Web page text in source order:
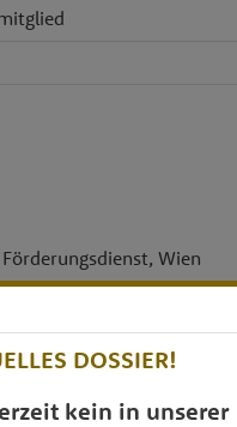
Wien
, Ursüung/
DOSSIER!
kein in unserer